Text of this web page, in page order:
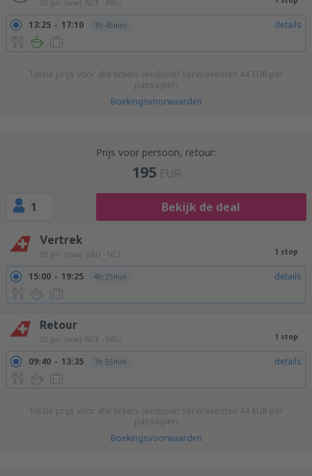
20 jan. (woe) NCE - BRU
13:25 17:10 3h 45min details
Totale prijs voor alle tickets (exclusief servicekosten 44 EUR per
passagier)
Boekingsvoorwaarden
Prijs voor persoon, retour:
195 EUR
1 Bekijk de deal
Vertrek
18 jan. (maa) BRU - NCE 1 stop
15:00 19:25 4h 25min details
Retour
20 jan. (woe) NCE - BRU 1 stop
09:40 13:35 3h 55min details
Totale prijs voor alle tickets (exclusief servicekosten 44 EUR per
passagier)
Boekingsvoorwaarden